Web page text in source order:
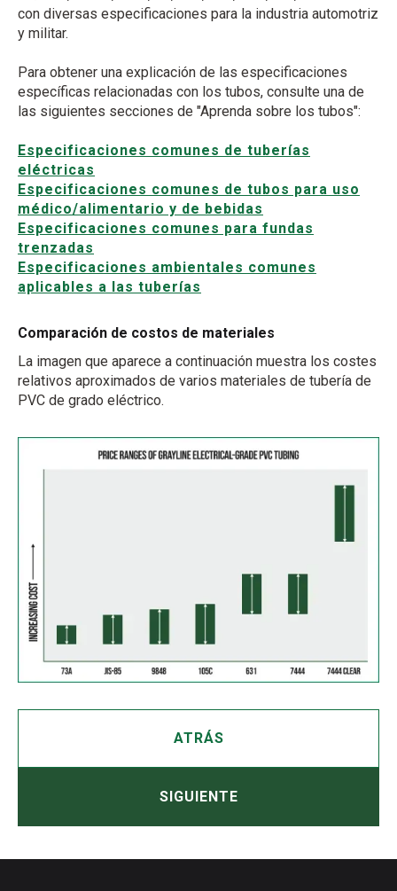
con diversas especificaciones para la industria automotriz
y militar.
Para obtener una explicación de las especificaciones
específicas relacionadas con los tubos, consulte una de
las siguientes secciones de "Aprenda sobre los tubos":
Especificaciones comunes de tuberías
eléctricas
Especificaciones comunes de tubos para uso
médico/alimentario y de bebidas
Especificaciones comunes para fundas
trenzadas
Especificaciones ambientales comunes
aplicables a las tuberías
Comparación de costos de materiales
La imagen que aparece a continuación muestra los costes
relativos aproximados de varios materiales de tubería de
PVC de grado eléctrico.
ATRÁS
SIGUIENTE